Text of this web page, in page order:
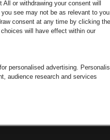
le site de Europcar
de Aperol
le site de Champagne
Visitez le site de
or withdrawing your consent will
see may not be as relevant to
consent at any time by clicking the
will have effect within our
personalised advertising.
audience research and services